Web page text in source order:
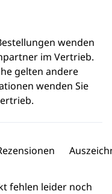
wenden
im Vertrieb.
gelten andere
wenden Sie
fehlen leider noch